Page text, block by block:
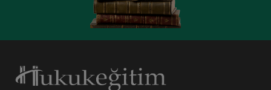
Sepete Ekle
Tüketici Hukuku Enstitüsü